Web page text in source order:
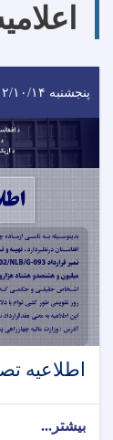
پنجشنبه ۱۴۰۲/۱۰/۱۴ - ۱۰:۲۲
اطلاعیه
بیشتر...